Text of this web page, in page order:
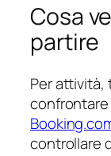
Cosa
partire
Per attività,
controllare